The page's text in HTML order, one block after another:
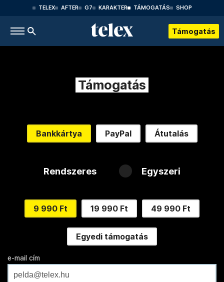
TELEX AFTER G7 KARAKTER TÁMOGATÁS SHOP
Támogatás
Támogatás
Bankkártya PayPal Átutalás
Rendszeres Egyszeri
9 990 Ft 19 990 Ft 49 990 Ft
Egyedi támogatás
e-mail cím